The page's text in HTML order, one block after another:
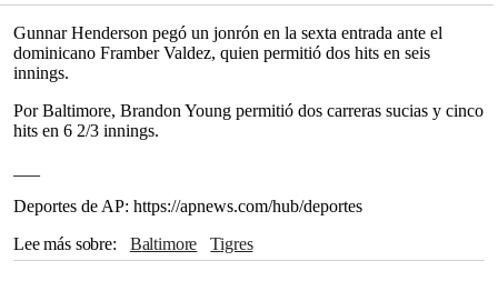
Gunnar Henderson pegó un jonrón en la sexta entrada ante el
dominicano Framber Valdez, quien permitió dos hits en seis
innings.
Por Baltimore, Brandon Young permitió dos carreras sucias y cinco
hits en 6 2/3 innings.
Deportes de AP: https://apnews.com/hub/deportes
Lee más sobre
Baltimore Tigres